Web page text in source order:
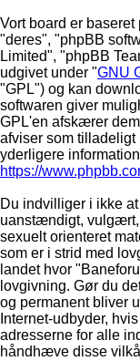
Vort board er
"deres", "phpBB
Limited", "phpBB
udgivet under "GNU
"GPL") og kan
softwaren giver
GPL'en afskærer
afviser som
yderligere
https://
Du indvilliger i ikke
uanstændigt, vulgært,
sexuelt orienteret
som er i strid med
landet hvor
lovgivning. Gør du
og permanent bliver
Internet-udbyder,
adresserne for alle
håndhæve disse